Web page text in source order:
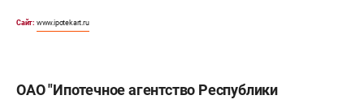
Сайт: www.ipotekart.ru
ОАО "Ипотечное агентство Республики